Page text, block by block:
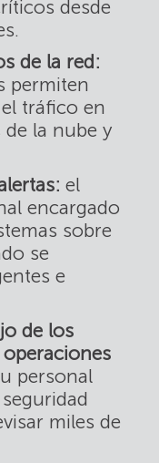
desde
de la red:
permiten
tráfico en
la nube y
el
encargado
sobre
se
e
de los
personal
miles de